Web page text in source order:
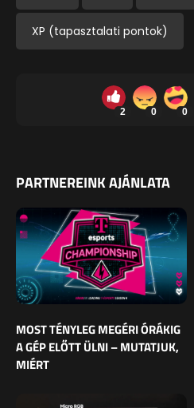
XP (tapasztalati pontok)
2 0 0
PARTNEREINK AJÁNLATA
MOST TÉNYLEG MEGÉRI ÓRÁKIG
A GÉP ELŐTT ÜLNI – MUTATJUK,
MIÉRT